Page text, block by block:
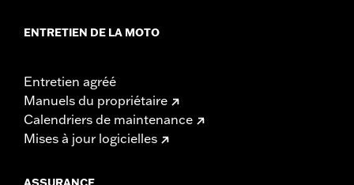
ENTRETIEN DE LA MOTO
Entretien agréé
Manuels du propriétaire
Calendriers de maintenance
Mises à jour logicielles